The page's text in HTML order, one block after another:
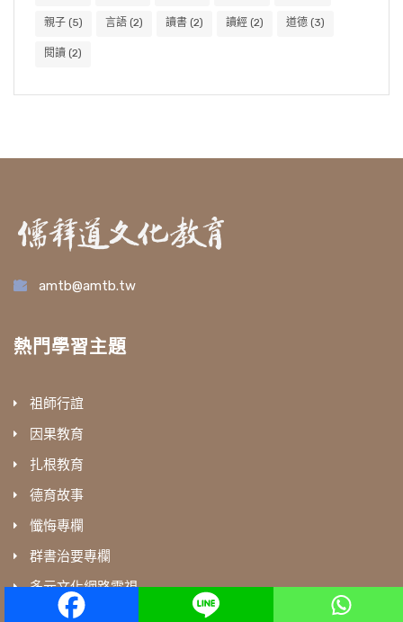
親子 (5) 言語 (2) 讀書 (2) 讀經 (2) 道德 (3)
閱讀 (2)
amtb@amtb.tw
熱門學習主題
祖師行誼
因果教育
扎根教育
德育故事
懺悔專欄
群書治要專欄
多元文化網路電視